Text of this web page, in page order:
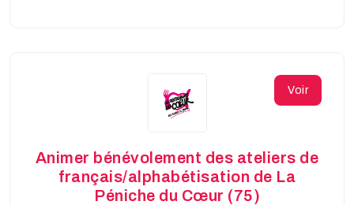
Voir
Animer bénévolement des ateliers de
français/alphabétisation de La
Péniche du Cœur (75)